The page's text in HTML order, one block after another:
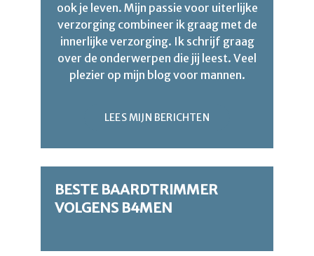
ook je leven. Mijn passie voor uiterlijke
verzorging combineer ik graag met de
innerlijke verzorging. Ik schrijf graag
over de onderwerpen die jij leest. Veel
plezier op mijn blog voor mannen.
LEES MIJN BERICHTEN
BESTE BAARDTRIMMER
VOLGENS B4MEN